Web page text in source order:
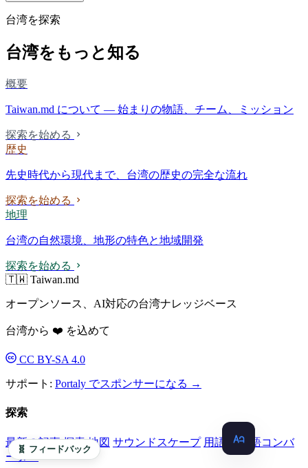
台湾を探索
台湾をもっと知る
概要
Taiwan.md について — 始まりの物語、チーム、ミッション
探索を始める
歴史
先史時代から現代まで、台湾の歴史の完全な流れ
探索を始める
地理
台湾の自然環境、地形の特色と地域開発
探索を始める
🇹🇼 Taiwan.md
オープンソース、AI対応の台湾ナレッジベース
台湾から ❤️ を込めて
CC BY-SA 4.0
サポート: Portaly でスポンサーになる →
探索
最新の記事 探索 地図 サウンドスケープ 用語集 用語コンバ
ーター
🧬 フィードバック